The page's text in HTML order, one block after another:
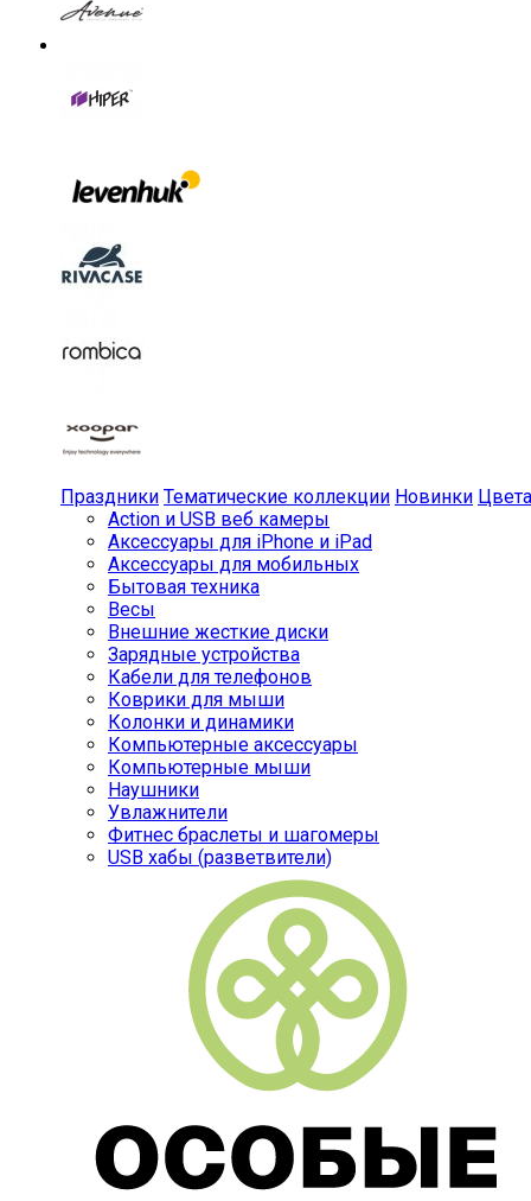
Праздники Тематические коллекции Новинки Цвета
Action и USB веб камеры
Аксессуары для iPhone и iPad
Аксессуары для мобильных
Бытовая техника
Весы
Внешние жесткие диски
Зарядные устройства
Кабели для телефонов
Коврики для мыши
Колонки и динамики
Компьютерные аксессуары
Компьютерные мыши
Наушники
Увлажнители
Фитнес браслеты и шагомеры
USB хабы (разветвители)